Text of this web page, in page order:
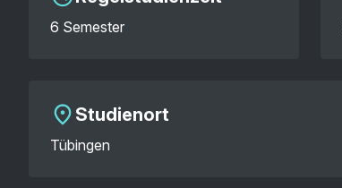
6 Semester
Studienort
Tübingen